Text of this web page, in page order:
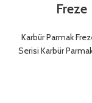
Freze
Karbür Parmak
Serisi Karbür